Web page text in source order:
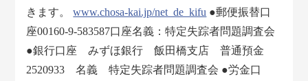
きます。www.chosa-kai.jp/net_de_kifu ●郵便振替口
座00160-9-583587口座名義：特定失踪者問題調査会
●銀行口座 みずほ銀行 飯田橋支店 普通預金
2520933 名義 特定失踪者問題調査会 ●労金口